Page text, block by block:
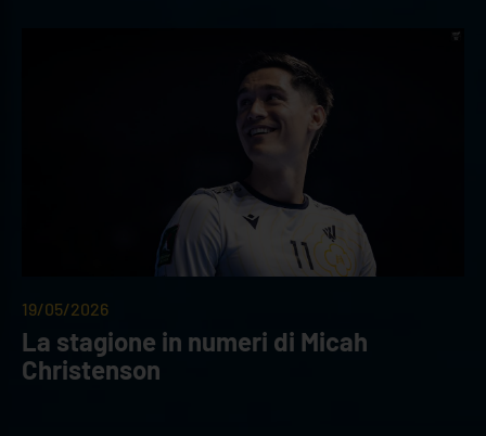
19/05/2026
La stagione in numeri di Micah
Christenson